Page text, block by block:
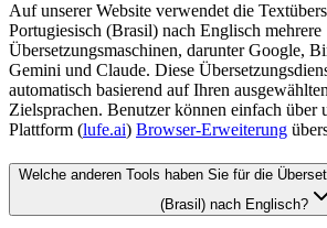
Auf unserer Website verwendet die
Portugiesisch (Brasil) nach Englisch mehrere
Übersetzungsmaschinen, darunter Google,
Gemini und Claude. Diese
automatisch basierend auf Ihren
Zielsprachen. Benutzer können einfach über
Plattform (lufe.ai) Browser-Erweiterung
Welche anderen Tools haben Sie für die
(Brasil) nach Englisch?